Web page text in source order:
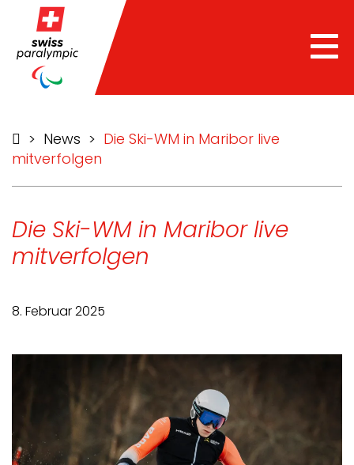
> News >
Die Ski-WM in Maribor live
mitverfolgen
Die Ski-WM in Maribor live
mitverfolgen
8. Februar 2025